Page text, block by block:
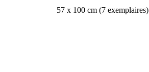
57 x 100 cm (7 exemplaires)